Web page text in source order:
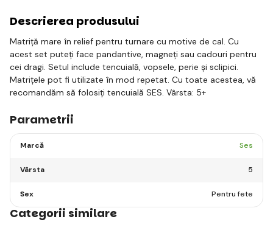
Descrierea produsului
Matriță mare în relief pentru turnare cu motive de cal. Cu
acest set puteți face pandantive, magneți sau cadouri pentru
cei dragi. Setul include tencuială, vopsele, perie și sclipici.
Matrițele pot fi utilizate în mod repetat. Cu toate acestea, vă
recomandăm să folosiți tencuială SES. Vârsta: 5+
Parametrii
Marcă Ses
Vârsta 5
Sex Pentru fete
Categorii similare